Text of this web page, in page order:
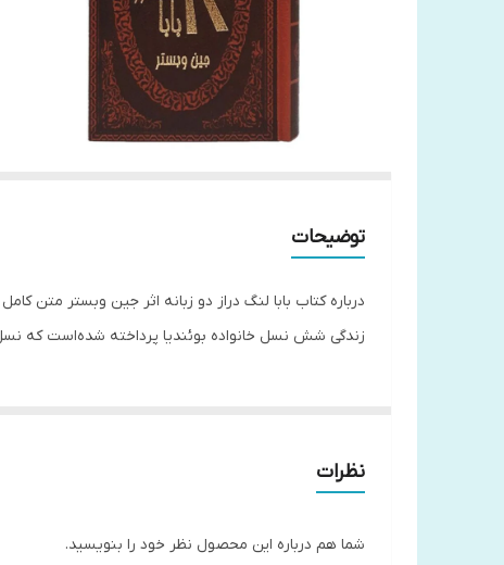
توضیحات
درباره کتاب بابا لنگ دراز دو زبانه اثر جین وبستر
زندگی شش نسل خانواده بوئندیا پرداخته شده‌است که
نظرات
شما هم درباره این محصول نظر خود را بنویسید.